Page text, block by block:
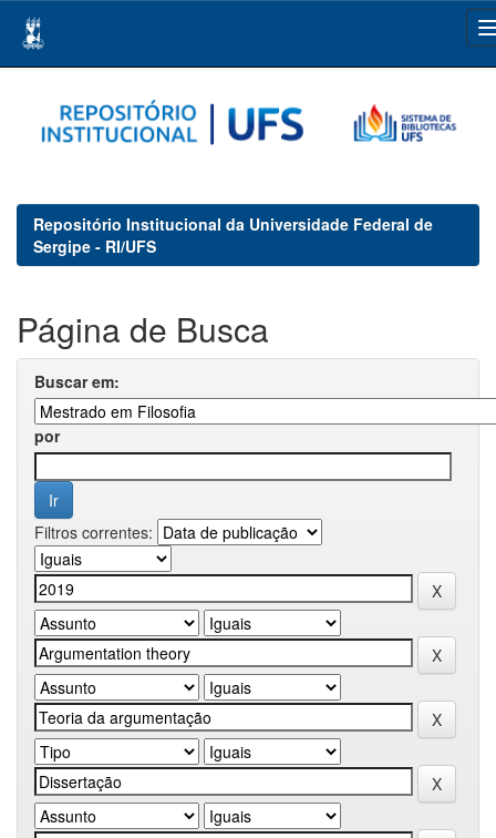
navigation
Repositório Institucional da Universidade Federal de
Sergipe - RI/UFS
Página de Busca
Buscar em:
por
Filtros correntes: